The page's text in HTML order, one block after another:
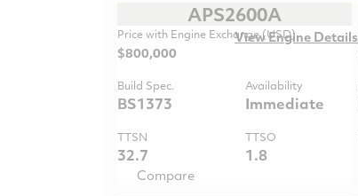
APS2600A
View Engine Details
Price with Engine Exchange (USD)
$800,000
Build Spec.
BS1373
Availability
Immediate
TTSN
32.7
TTSO
1.8
Compare